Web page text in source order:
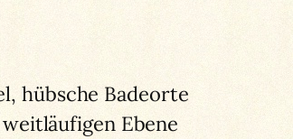
hübsche Badeorte
Ebene